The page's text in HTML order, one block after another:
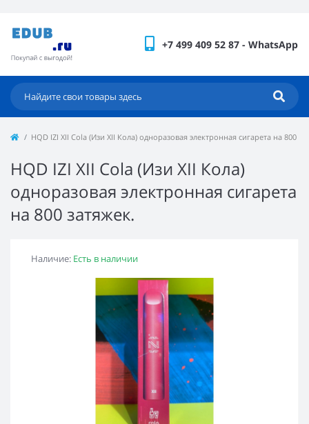
+7 499 409 52 87 - WhatsApp
HQD IZI XII Cola (Изи XII Кола) одноразовая электронная сигарета на 800
HQD IZI XII Cola (Изи XII Кола)
одноразовая электронная сигарета
на 800 затяжек.
Наличие: Есть в наличии